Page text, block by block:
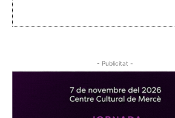
- Publicitat -